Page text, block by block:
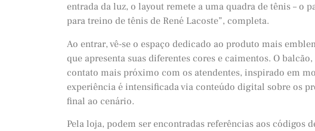
entrada da luz, o layout remete a uma quadra de tênis – o
para treino de tênis de René Lacoste”, completa.
Ao entrar, vê-se o espaço dedicado ao produto mais
que apresenta suas diferentes cores e caimentos. O
contato mais próximo com os atendentes, inspirado em
experiência é intensificada via conteúdo digital sobre os
final ao cenário.
Pela loja, podem ser encontradas referências aos códigos